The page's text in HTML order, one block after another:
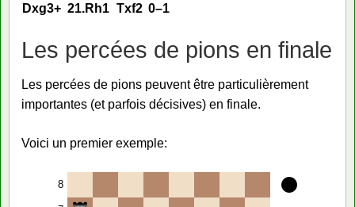
Dxg3+ 21.Rh1 Txf2 0–1
Les percées de pions en finale
Les percées de pions peuvent être particulièrement
importantes (et parfois décisives) en finale.
Voici un premier exemple:
8